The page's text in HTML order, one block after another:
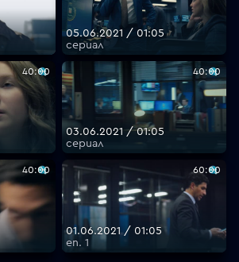
05.06.2021 / 01:05
сериал
40:00 40:00
03.06.2021 / 01:05
сериал
40:00 60:00
01.06.2021 / 01:05
еп. 1